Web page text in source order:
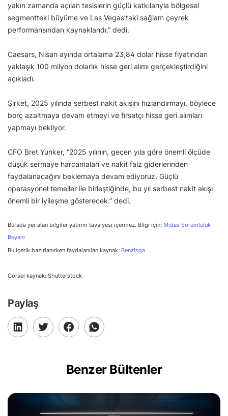
yakın zamanda açılan tesislerin güçlü katkılarıyla bölgesel
segmentteki büyüme ve Las Vegas’taki sağlam çeyrek
performansından kaynaklandı.” dedi.
Caesars, Nisan ayında ortalama 23,84 dolar hisse fiyatından
yaklaşık 100 milyon dolarlık hisse geri alımı gerçekleştirdiğini
açıkladı.
Şirket, 2025 yılında serbest nakit akışını hızlandırmayı, böylece
borç azaltmaya devam etmeyi ve fırsatçı hisse geri alımları
yapmayı bekliyor.
CFO Bret Yunker, “2025 yılının, geçen yıla göre önemli ölçüde
düşük sermaye harcamaları ve nakit faiz giderlerinden
faydalanacağını beklemaya devam ediyoruz. Güçlü
operasyonel temeller ile birleştiğinde, bu yıl serbest nakit akışı
önemli bir iyileşme gösterecek.” dedi.
Burada yer alan bilgiler yatırım tavsiyesi içermez. Bilgi için: Midas Sorumluluk
Beyanı
Bu içerik hazırlanırken faydalanılan kaynak: Benzinga
Görsel kaynak: Shutterstock
Paylaş
Benzer Bültenler